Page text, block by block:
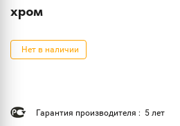
хром
Нет в наличии
Гарантия производителя : 5 лет